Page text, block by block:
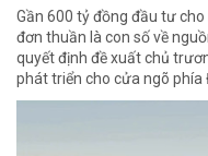
Gần 600 tỷ đồng đầu tư
đơn thuần là con số về
quyết định đề xuất chủ
phát triển cho cửa ngõ phía